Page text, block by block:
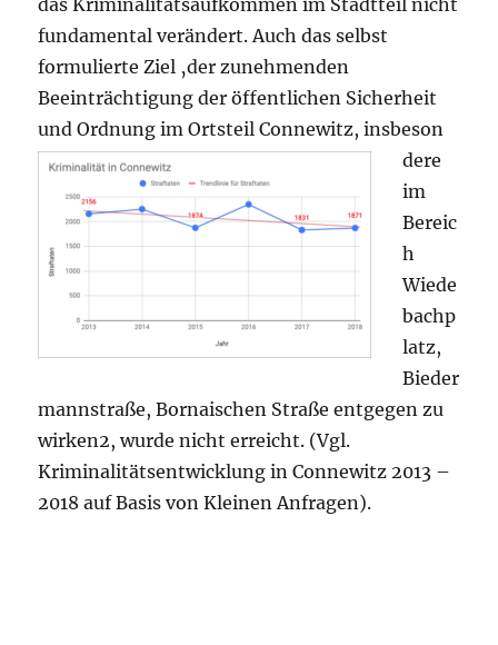
fundamental verändert. Auch das selbst
formulierte Ziel ‚der zunehmenden
Beeinträchtigung der öffentlichen Sicherheit
und Ordnung im Ortsteil Connewitz, insbeson
dere
im
Bereic
h
Wiede
bachp
latz,
Bieder
mannstraße, Bornaischen Straße entgegen zu
wirken2, wurde nicht erreicht. (Vgl.
Kriminalitätsentwicklung in Connewitz 2013 –
2018 auf Basis von Kleinen Anfragen).